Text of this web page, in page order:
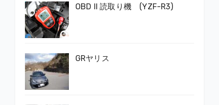
OBD II 読取り機 (YZF-R3)
GRヤリス